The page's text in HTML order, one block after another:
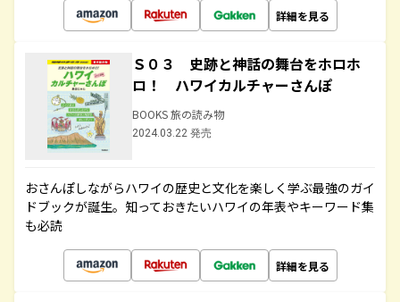
詳細を見る
Ｓ０３ 史跡と神話の舞台をホロホ
ロ！ ハワイカルチャーさんぽ
BOOKS 旅の読み物
2024.03.22 発売
おさんぽしながらハワイの歴史と文化を楽しく学ぶ最強のガイ
ドブックが誕生。知っておきたいハワイの年表やキーワード集
も必読
詳細を見る